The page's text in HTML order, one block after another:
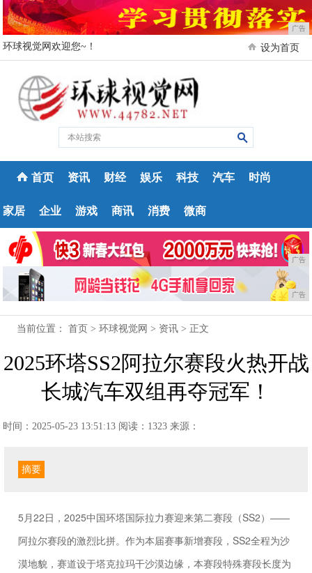
广告
环球视觉网欢迎您~！ 设为首页
首页 资讯 财经 娱乐 科技 汽车 时尚
家居 企业 游戏 商讯 消费 微商
广告
广告
当前位置：首页 >环球视觉网 > 资讯 > 正文
2025环塔SS2阿拉尔赛段火热开战
长城汽车双组再夺冠军！
时间：2025-05-23 13:51:13 阅读：1323 来源：
摘要
5月22日，2025中国环塔国际拉力赛迎来第二赛段（SS2）——
阿拉尔赛段的激烈比拼。作为本届赛事新增赛段，SS2全程为沙
漠地貌，赛道设于塔克拉玛干沙漠边缘，本赛段特殊赛段长度为